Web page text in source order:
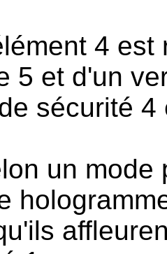
4 est
5 et d'un
sécurité
un mode